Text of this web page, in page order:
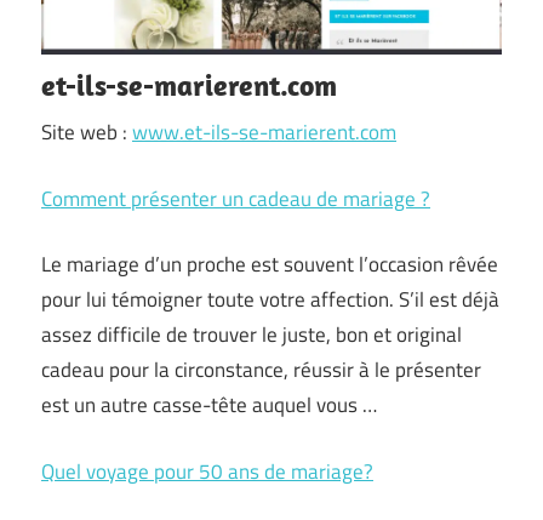
et-ils-se-marierent.com
Site web :www.et-ils-se-marierent.com
Comment présenter un cadeau de mariage ?
Le mariage d’un proche est souvent l’occasion rêvée
pour lui témoigner toute votre affection. S’il est déjà
assez difficile de trouver le juste, bon et original
cadeau pour la circonstance, réussir à le présenter
est un autre casse-tête auquel vous …
Quel voyage pour 50 ans de mariage?